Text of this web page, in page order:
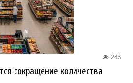
246
сокращение количества